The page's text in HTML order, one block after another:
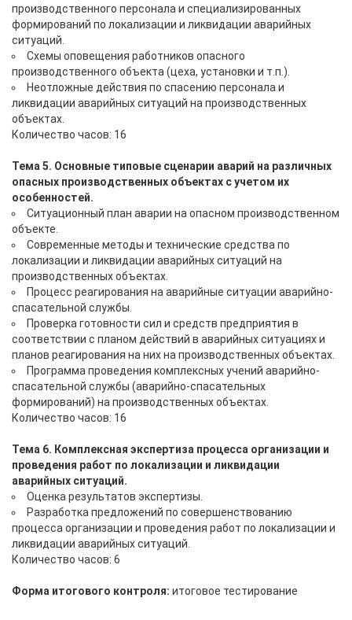
производственного персонала и специализированных
формирований по локализации и ликвидации аварийных
ситуаций.
Схемы оповещения работников опасного
производственного объекта (цеха, установки и т.п.).
Неотложные действия по спасению персонала и
ликвидации аварийных ситуаций на производственных
объектах.
Количество часов: 16
Тема 5. Основные типовые сценарии аварий на различных
опасных производственных объектах с учетом их
особенностей.
Ситуационный план аварии на опасном производственном
объекте.
Современные методы и технические средства по
локализации и ликвидации аварийных ситуаций на
производственных объектах.
Процесс реагирования на аварийные ситуации аварийно-
спасательной службы.
Проверка готовности сил и средств предприятия в
соответствии с планом действий в аварийных ситуациях и
планов реагирования на них на производственных объектах.
Программа проведения комплексных учений аварийно-
спасательной службы (аварийно-спасательных
формирований) на производственных объектах.
Количество часов: 16
Тема 6. Комплексная экспертиза процесса организации и
проведения работ по локализации и ликвидации
аварийных ситуаций.
Оценка результатов экспертизы.
Разработка предложений по совершенствованию
процесса организации и проведения работ по локализации и
ликвидации аварийных ситуаций.
Количество часов: 6
Форма итогового контроля: итоговое тестирование